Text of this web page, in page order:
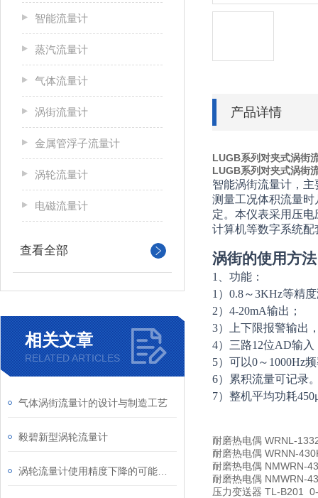
智能流量计
蒸汽流量计
气体流量计
涡街流量计
金属管浮子流量计
涡轮流量计
电磁流量计
查看全部
相关文章
RELATED ARTICLES
气体涡街流量计的设计与制造工艺
毅碧新型涡轮流量计
产品详情
LUGB系列对夹式涡街
LUGB系列对夹式涡街
智能涡街流量计，
测量工况体积流量
定。本仪表采用压
计算机等数字系统
涡街的使用方法
1
、功能：
1 ）0.8～3KHz等精
2）4-20mA输出；
3）上下限报警输出
4）三路12位AD输
5）可以0～1000Hz
6）累积流量可记录
7）整机平均功耗
耐磨热电偶 WRNL-
耐磨热电偶 WRNN-
耐磨热电偶 NMWRN-
耐磨热电偶 NMWRN-
压力变送器 TL-B201